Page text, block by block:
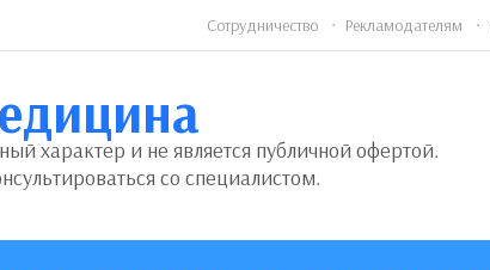
Сотрудничество Рекламодателям
характер и не является публичной офертой.
со специалистом.